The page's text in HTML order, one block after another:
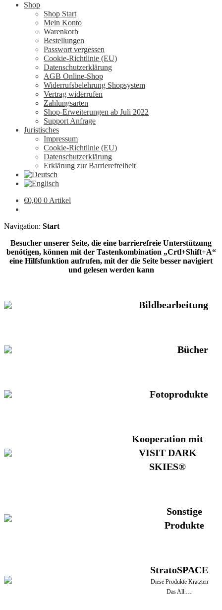
Shop
Shop Start
Mein Konto
Warenkorb
Bestellungen
Passwort vergessen
Cookie-Richtlinie (EU)
Datenschutzerklärung
AGB Online-Shop
Widerrufsbelehrung Shopsystem
Vertrag widerrufen
Zahlungsarten
Shop-Erweiterungen ab Juli 2022
Support Anfrage
Juristisches
Impressum
Cookie-Richtlinie (EU)
Datenschutzerklärung
Erklärung zur Barrierefreiheit
€0,00 0 Artikel
Navigation: Start
Besucher unserer Seite, die eine barrierefreie Unterstützung
benötigen, können mit der Tastenkombination „Crtl+Shift+A“
eine Hilfsfunktion aufrufen, mit der die Seite besser navigiert
und gelesen werden kann
Bildbearbeitung
Bücher
Fotoprodukte
Kooperation mit
VISIT DARK
SKIES®
Sonstige
Produkte
StratoSPACE
Diese Produkte Kratzten
Das All.…